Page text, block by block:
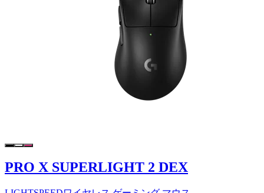
PRO X SUPERLIGHT 2 DEX